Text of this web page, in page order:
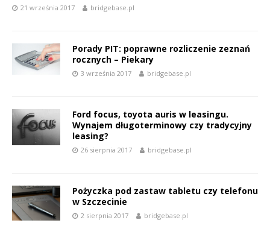
21 września 2017 bridgebase.pl
Porady PIT: poprawne rozliczenie zeznań
rocznych – Piekary
3 września 2017 bridgebase.pl
Ford focus, toyota auris w leasingu.
Wynajem długoterminowy czy tradycyjny
leasing?
26 sierpnia 2017 bridgebase.pl
Pożyczka pod zastaw tabletu czy telefonu
w Szczecinie
2 sierpnia 2017 bridgebase.pl